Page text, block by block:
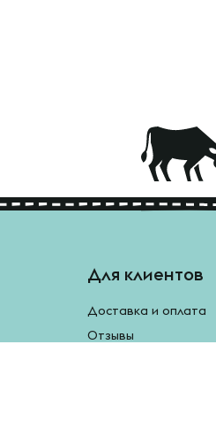
Для клиентов
Доставка и оплата
Отзывы